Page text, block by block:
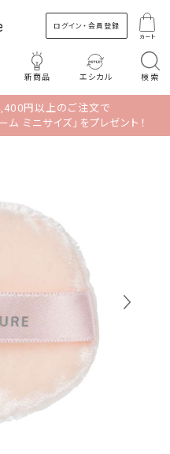
ログイン・会員登録
カート
新商品 エシカル 検索
円以上のご注文で
ミニサイズ」をプレゼント！